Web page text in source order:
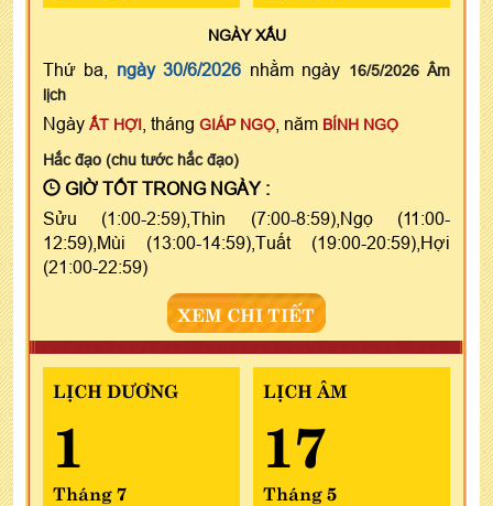
NGÀYXẤU
Thứ ba, ngày 30/6/2026 nhằm ngày 16/5/2026 Âm
lịch
Ngày ẤT HỢI , tháng GIÁP NGỌ , năm BÍNH NGỌ
Hắc đạo (chu tước hắc đạo)
GIỜ TỐT TRONG NGÀY :
Sửu (1:00-2:59),Thìn (7:00-8:59),Ngọ (11:00-
12:59),Mùi (13:00-14:59),Tuất (19:00-20:59),Hợi
(21:00-22:59)
XEM CHI TIẾT
LỊCH DƯƠNG
1
Tháng 7
LỊCH ÂM
17
Tháng 5